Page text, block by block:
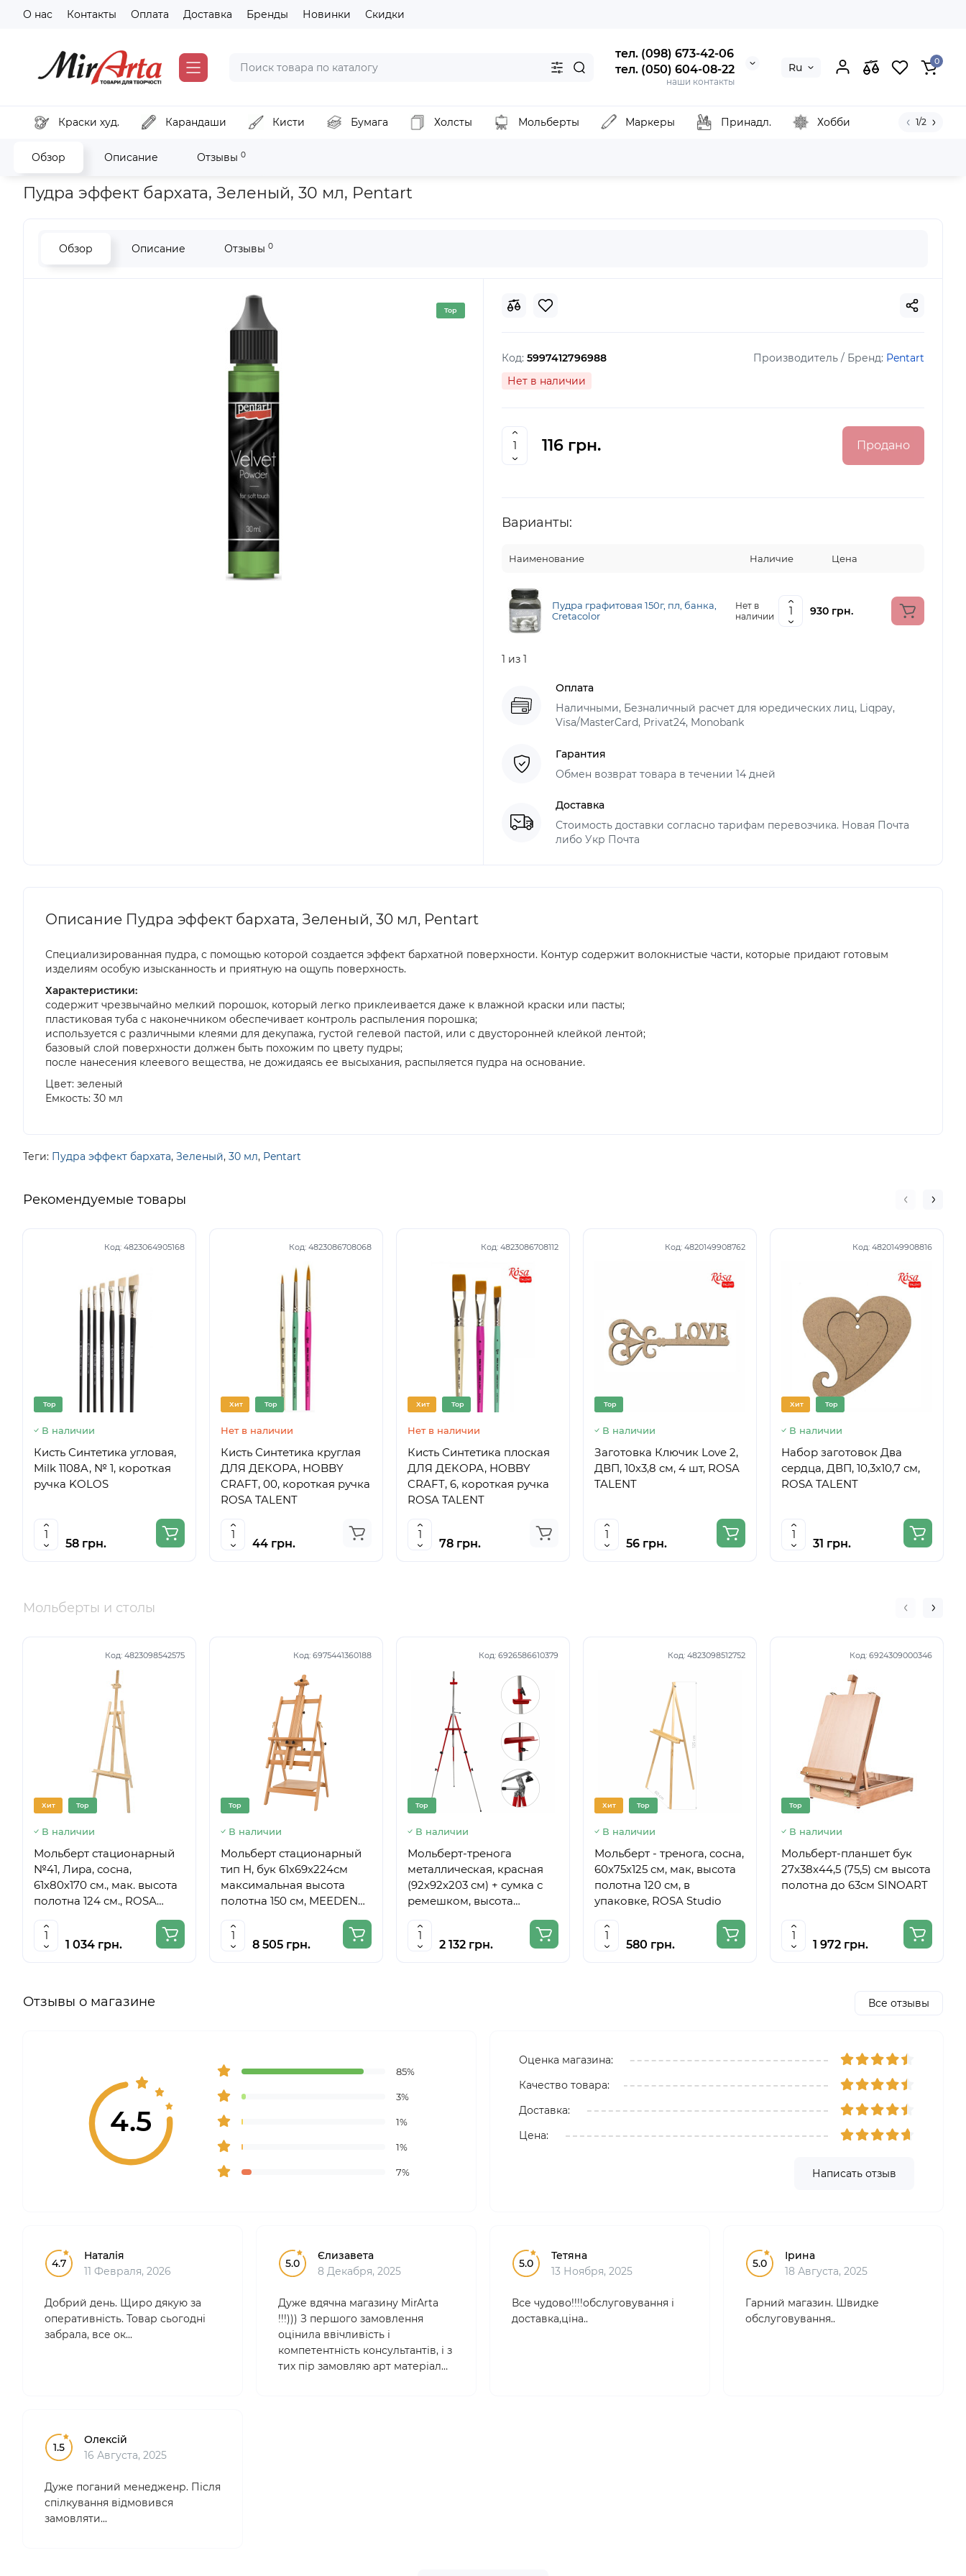
О нас Контакты Оплата Доставка Бренды Новинки Скидки
тел. (098) 673-42-06
тел. (050) 604-08-22
наши контакты
Ru 0
Краски худ. Карандаши Кисти Бумага Холсты Мольберты Маркеры Принадл. Хобби 1/2
Обзор Описание Отзывы 0
Главная Хобби и декор Инструменты и вспомогательные материалы для декора
Пудра эффект бархата, Зеленый, 30 мл, Pentart
Обзор Описание Отзывы 0
Top
Код: 5997412796988 Производитель / Бренд: Pentart
Нет в наличии
116 грн. Продано
Варианты:
Наименование Наличие Цена
Пудра графитовая 150г, пл, банка,
Cretacolor
Нет в
наличии
930 грн.
1 из 1
Оплата
Наличными, Безналичный расчет для юредических лиц, Liqpay,
Visa/MasterCard, Privat24, Monobank
Гарантия
Обмен возврат товара в течении 14 дней
Доставка
Стоимость доставки согласно тарифам перевозчика. Новая Почта
либо Укр Почта
Описание Пудра эффект бархата, Зеленый, 30 мл, Pentart
Специализированная пудра, с помощью которой создается эффект бархатной поверхности. Контур содержит волокнистые части, которые придают готовым
изделиям особую изысканность и приятную на ощупь поверхность.
Характеристики:
содержит чрезвычайно мелкий порошок, который легко приклеивается даже к влажной краски или пасты;
пластиковая туба с наконечником обеспечивает контроль распыления порошка;
используется с различными клеями для декупажа, густой гелевой пастой, или с двусторонней клейкой лентой;
базовый слой поверхности должен быть похожим по цвету пудры;
после нанесения клеевого вещества, не дожидаясь ее высыхания, распыляется пудра на основание.
Цвет: зеленый
Емкость: 30 мл
Теги: Пудра эффект бархата, Зеленый, 30 мл, Pentart
Рекомендуемые товары
Код: 4823064905168
Top
В наличии
Кисть Синтетика угловая,
Milk 1108A, № 1, короткая
ручка KOLOS
58 грн.
Код: 4823086708068
Хит Top
Нет в наличии
Кисть Синтетика круглая
ДЛЯ ДЕКОРА, HOBBY
CRAFT, 00, короткая ручка
ROSA TALENT
44 грн.
Код: 4823086708112
Хит Top
Нет в наличии
Кисть Синтетика плоская
ДЛЯ ДЕКОРА, HOBBY
CRAFT, 6, короткая ручка
ROSA TALENT
78 грн.
Код: 4820149908762
Top
В наличии
Заготовка Ключик Love 2,
ДВП, 10х3,8 см, 4 шт, ROSA
TALENT
56 грн.
Код: 4820149908816
Хит Top
В наличии
Набор заготовок Два
сердца, ДВП, 10,3х10,7 см,
ROSA TALENT
31 грн.
Мольберты и столы
Код: 4823098542575
Хит Top
В наличии
Мольберт стационарный
№41, Лира, сосна,
61х80х170 см., мак. высота
полотна 124 см., ROSA
1 034 грн.
Код: 6975441360188
Top
В наличии
Мольберт стационарный
тип Н, бук 61x69x224см
максимальная высота
полотна 150 см, MEEDEN
8 505 грн.
Код: 6926586610379
Top
В наличии
Мольберт-тренога
металлическая, красная
(92х92х203 см) + сумка с
ремешком, высота
полотна до 78 см,D,K,ART
CRAFT
2 132 грн.
Код: 4823098512752
Хит Top
В наличии
Мольберт - тренога, сосна,
60х75х125 см, мак, высота
полотна 120 см, в
упаковке, ROSA Studio
580 грн.
Код: 6924309000346
Top
В наличии
Мольберт-планшет бук
27х38х44,5 (75,5) см высота
полотна до 63см SINOART
1 972 грн.
Отзывы о магазине Все отзывы
4.5
85%
3%
1%
1%
7%
Оценка магазина:
Качество товара:
Доставка:
Цена:
Написать отзыв
4.7
Наталія
11 Февраля, 2026
Добрий день. Щиро дякую за
оперативність. Товар сьогодні
забрала, все ок...
5.0
Єлизавета
8 Декабря, 2025
Дуже вдячна магазину MirArta
!!!))) З першого замовлення
оцінила ввічливість і
компетентність консультантів, і з
тих пір замовляю арт матеріали
5.0
Тетяна
13 Ноября, 2025
Все чудово!!!!обслуговування і
доставка,ціна..
5.0
Ірина
18 Августа, 2025
Гарний магазин. Швидке
обслуговування..
1.5
Олексій
16 Августа, 2025
Дуже поганий менедженр. Після
спілкування відмовився
замовляти...